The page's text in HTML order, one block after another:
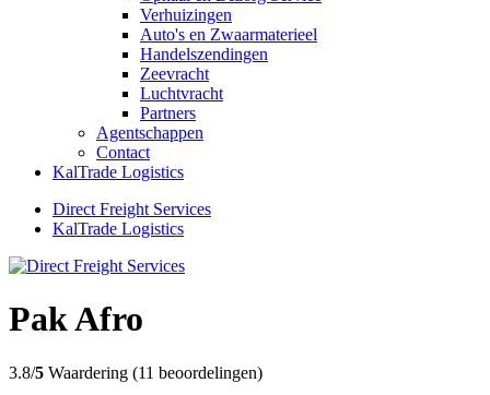
Verhuizingen
Auto's en Zwaarmaterieel
Handelszendingen
Zeevracht
Luchtvracht
Partners
Agentschappen
Contact
KalTrade Logistics
Direct Freight Services
KalTrade Logistics
Pak Afro
3.8/5 Waardering (11 beoordelingen)